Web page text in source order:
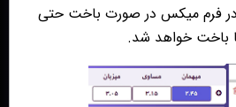
در فرم میکس در صورت باخت حتی
باخت خواهد شد.